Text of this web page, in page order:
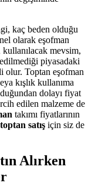
kaç beden olduğu
olarak eşofman
mevsim,
piyasadaki
olur. Toptan eşofman
kışlık kullanıma
dolayı fiyat
edilen malzeme de
takımı fiyatlarının
satış için siz de
Alırken